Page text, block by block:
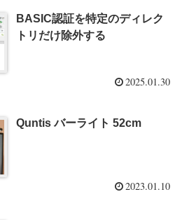
BASIC認証を特定のディレク
トリだけ除外する
2025.01.30
Quntis バーライト 52cm
2023.01.10